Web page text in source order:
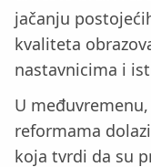
jačanju
kvaliteta
nastavnicima i
U
reformama
koja tvrdi da su